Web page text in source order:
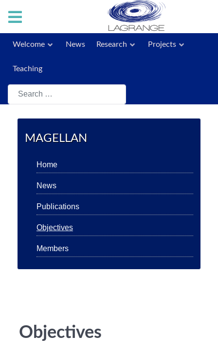
Welcome News Research Projects
Teaching
Search
MAGELLAN
Home
News
Publications
Objectives
Members
Objectives